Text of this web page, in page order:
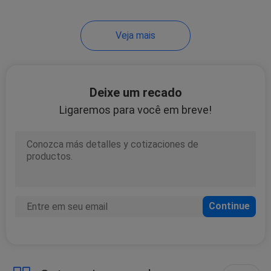
Condicionador de ar
refrigeração água
Veja mais
Deixe um recado
Ligaremos para você em breve!